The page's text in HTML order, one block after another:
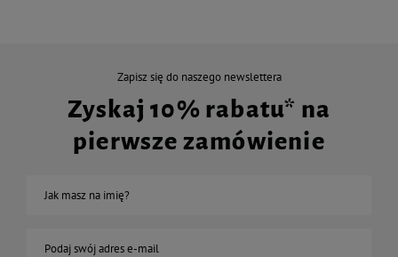
Zapisz się do naszego newslettera
Zyskaj 10% rabatu* na
pierwsze zamówienie
Jak masz na imię?
Podaj swój adres e-mail